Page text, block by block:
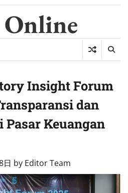
Online
Insight Forum
dan
Pasar Keuangan
日 by Editor Team